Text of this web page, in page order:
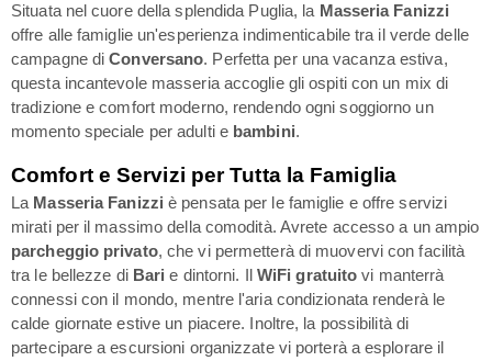
Situata nel cuore della splendida Puglia, la Masseria Fanizzi
offre alle famiglie un'esperienza indimenticabile tra il verde delle
campagne diConversano. Perfetta per una vacanza estiva,
questa incantevole masseria accoglie gli ospiti con un mix di
tradizione e comfort moderno, rendendo ogni soggiorno un
momento speciale per adulti e bambini.
Comfort e Servizi per Tutta la Famiglia
La Masseria Fanizzi è pensata per le famiglie e offre servizi
mirati per il massimo della comodità. Avrete accesso a un ampio
parcheggio privato, che vi permetterà di muovervi con facilità
tra le bellezze di Bari e dintorni. Il WiFi gratuito vi manterrà
connessi con il mondo, mentre l'aria condizionata renderà le
calde giornate estive un piacere. Inoltre, la possibilità di
partecipare a escursioni organizzate vi porterà a esplorare il